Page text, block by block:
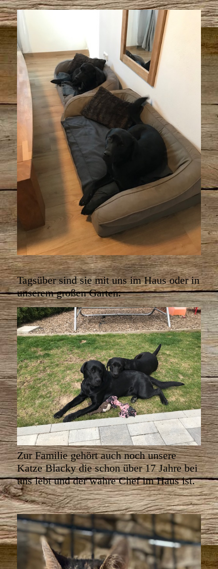
Tagsüber sind sie mit uns im Haus oder in
unserem großen Garten.
Zur Familie gehört auch noch unsere
Katze Blacky die schon über 17 Jahre bei
uns lebt und der wahre Chef im Haus ist.